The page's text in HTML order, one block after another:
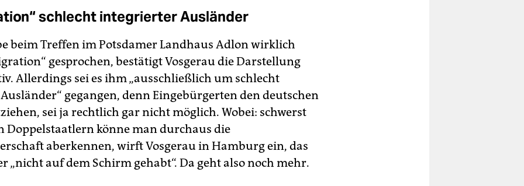
schlecht integrierter Ausländer
beim Treffen im Potsdamer Landhaus Adlon wirklich
gesprochen, bestätigt Vosgerau die Darstellung
Allerdings sei es ihm „ausschließlich um schlecht
gegangen, denn Eingebürgerten den deutschen
sei ja rechtlich gar nicht möglich. Wobei: schwerst
könne man durchaus die
aberkennen, wirft Vosgerau in Hamburg ein, das
„nicht auf dem Schirm gehabt“. Da geht also noch mehr.